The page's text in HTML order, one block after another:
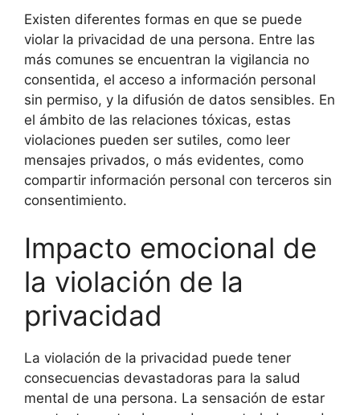
Existen diferentes formas en que se puede
violar la privacidad de una persona. Entre las
más comunes se encuentran la vigilancia no
consentida, el acceso a información personal
sin permiso, y la difusión de datos sensibles. En
el ámbito de las relaciones tóxicas, estas
violaciones pueden ser sutiles, como leer
mensajes privados, o más evidentes, como
compartir información personal con terceros sin
consentimiento.
Impacto emocional de
la violación de la
privacidad
La violación de la privacidad puede tener
consecuencias devastadoras para la salud
mental de una persona. La sensación de estar